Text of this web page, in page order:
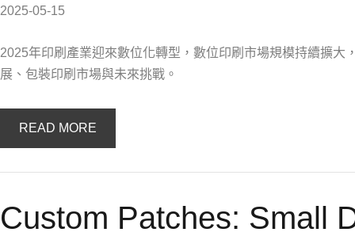
2025-05-15
2025年印刷產業迎來數位化轉型，數位印刷市場規模持續擴大
展、包裝印刷市場與未來挑戰。
READ MORE
Custom Patches: Small